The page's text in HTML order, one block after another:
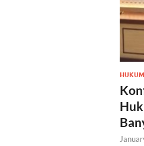
HUKUM